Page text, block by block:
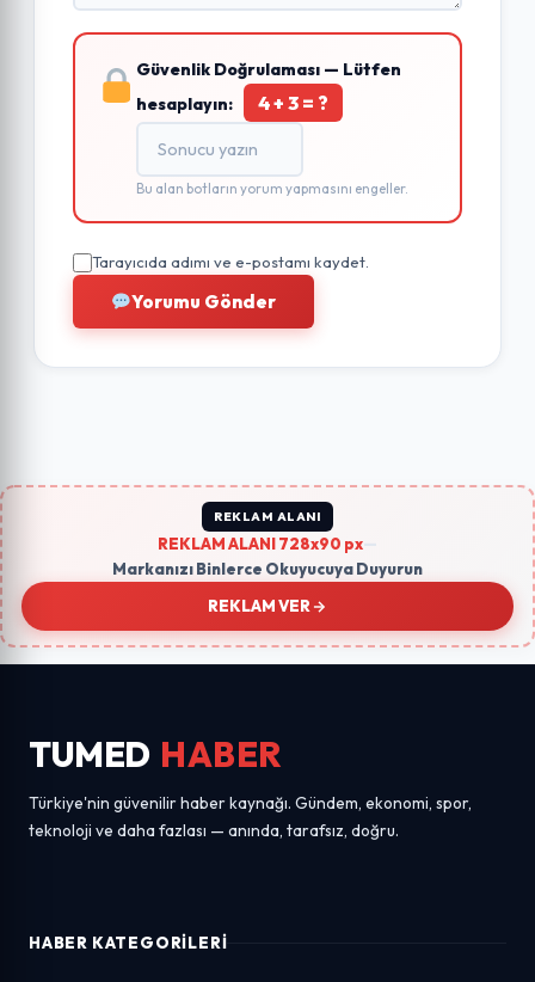
Güvenlik Doğrulaması — Lütfen
hesaplayın:
4 + 3 = ?
Bu alan botların yorum yapmasını engeller.
Tarayıcıda adımı ve e-postamı kaydet.
Yorumu Gönder
REKLAM ALANI
REKLAM ALANI 728x90 px
Markanızı Binlerce Okuyucuya Duyurun
REKLAM VER
TUMED HABER
Türkiye'nin güvenilir haber kaynağı. Gündem, ekonomi, spor,
teknoloji ve daha fazlası — anında, tarafsız, doğru.
HABER KATEGORILERI